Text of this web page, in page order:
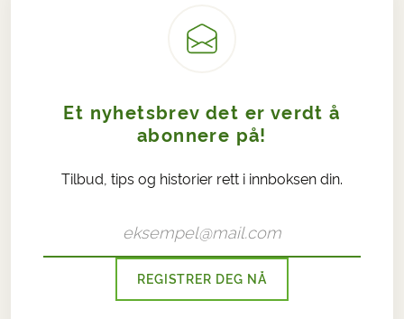
Et nyhetsbrev det er verdt å
abonnere på!
Tilbud, tips og historier rett i innboksen din.
REGISTRER DEG NÅ